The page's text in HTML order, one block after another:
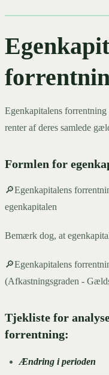
Egenkapitalens
renter af deres samlede
Formlen for
🔎Egenkapitalens
egenkapitalen
Bemærk dog, at
🔎Egenkapitalens
(Afkastningsgraden -
Tjekliste for
forrentning:
Ændring i perioden